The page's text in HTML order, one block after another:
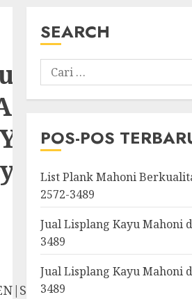
SEARCH
POS-POS
List Plank Mahoni
2572-3489
Jual Lisplang Kayu Mahoni
3489
Jual Lisplang Kayu Mahoni
3489